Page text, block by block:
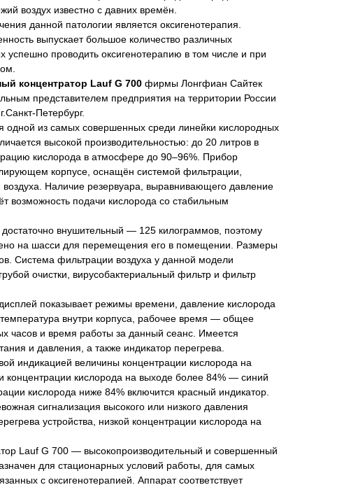
воздух известно с давних времён.
данной патологии является оксигенотерапия.
выпускает большое количество различных
успешно проводить оксигенотерапию в том числе и при
концентратор Lauf G 700 фирмы Лонгфиан Сайтек
представителем предприятия на территории России
Петербург.
одной из самых совершенных среди линейки кислородных
высокой производительностью: до 20 литров в
кислорода в атмосфере до 90–96%. Прибор
корпусе, оснащён системой фильтрации,
Наличие резервуара, выравнивающего давление
возможность подачи кислорода со стабильным
внушительный — 125 килограммов, поэтому
на шасси для перемещения его в помещении. Размеры
Система фильтрации воздуха у данной модели
очистки, вирусобактериальный фильтр и фильтр
показывает режимы времени, давление кислорода
внутри корпуса, рабочее время — общее
часов и время работы за данный сеанс. Имеется
и давления, а также индикатор перегрева.
индикацией величины концентрации кислорода на
концентрации кислорода на выходе более 84% — синий
кислорода ниже 84% включится красный индикатор.
сигнализация высокого или низкого давления
устройства, низкой концентрации кислорода на
Lauf G 700 — высокопроизводительный и совершенный
для стационарных условий работы, для самых
с оксигенотерапией. Аппарат соответствует